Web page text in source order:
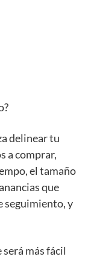
delinear tu
a comprar,
el tamaño
que
seguimiento, y
será más fácil